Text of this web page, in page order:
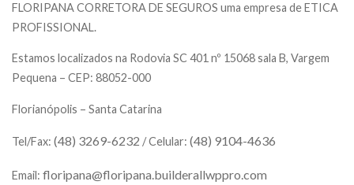
FLORIPANA CORRETORA DE SEGUROS uma empresa de ETICA
PROFISSIONAL.
Estamos localizados na Rodovia SC 401 nº 15068 sala B, Vargem
Pequena – CEP: 88052-000
Florianópolis – Santa Catarina
Tel/Fax: (48) 3269-6232 / Celular: (48) 9104-4636
Email: floripana@floripana.builderallwppro.com